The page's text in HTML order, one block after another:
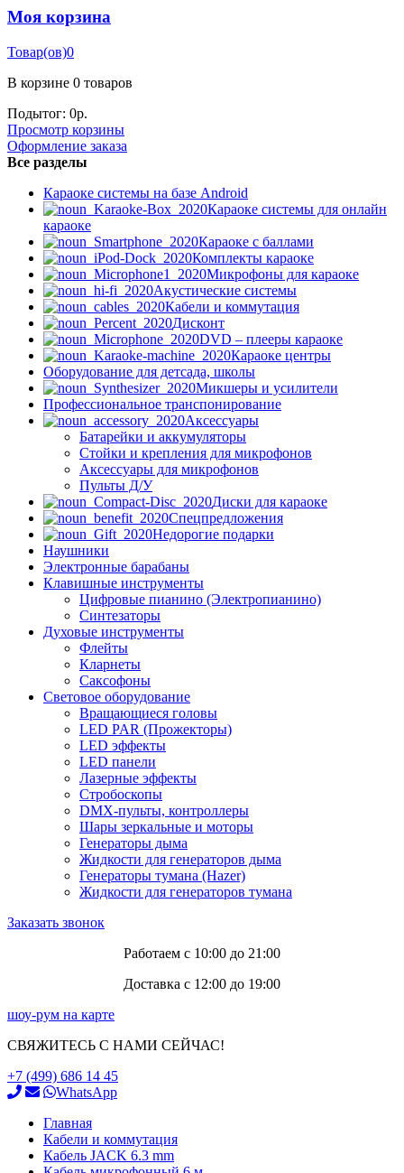
Моя корзина
Товар(ов)0
В корзине 0 товаров
Подытог: 0р.
Просмотр корзины
Оформление заказа
Все разделы
Караоке системы на базе Android
Караоке системы для онлайн
караоке
Караоке с баллами
Комплекты караоке
Микрофоны для караоке
Акустические системы
Кабели и коммутация
Дисконт
DVD – плееры караоке
Караоке центры
Оборудование для детсада, школы
Микшеры и усилители
Профессиональное транспонирование
Аксессуары
Батарейки и аккумуляторы
Стойки и крепления для микрофонов
Аксессуары для микрофонов
Пульты Д/У
Диски для караоке
Спецпредложения
Недорогие подарки
Наушники
Электронные барабаны
Клавишные инструменты
Цифровые пианино (Электропианино)
Синтезаторы
Духовые инструменты
Флейты
Кларнеты
Саксофоны
Световое оборудование
Вращающиеся головы
LED PAR (Прожекторы)
LED эффекты
LED панели
Лазерные эффекты
Стробоскопы
DMX-пульты, контроллеры
Шары зеркальные и моторы
Генераторы дыма
Жидкости для генераторов дыма
Генераторы тумана (Hazer)
Жидкости для генераторов тумана
Заказать звонок
Работаем с 10:00 до 21:00
Доставка с 12:00 до 19:00
шоу-рум на карте
СВЯЖИТЕСЬ С НАМИ СЕЙЧАС!
+7 (499) 686 14 45
WhatsApp
Главная
Кабели и коммутация
Кабель JACK 6.3 mm